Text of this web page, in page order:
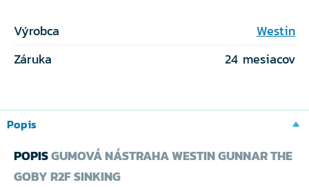
Výrobca
Westin
Záruka
24 mesiacov
Popis
POPISGUMOVÁ NÁSTRAHA WESTIN GUNNAR THE
GOBY R2F SINKING